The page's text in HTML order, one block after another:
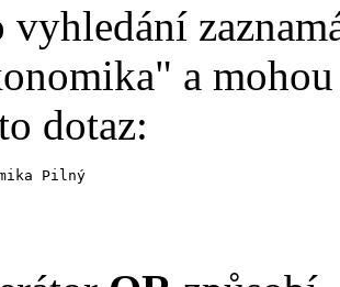
vyhledání
a
dotaz:
Pilný